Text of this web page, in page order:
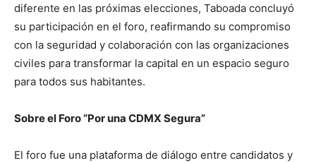
diferente en las próximas elecciones, Taboada concluyó
su participación en el foro, reafirmando su compromiso
con la seguridad y colaboración con las organizaciones
civiles para transformar la capital en un espacio seguro
para todos sus habitantes.
Sobre el Foro “Por una CDMX Segura”
El foro fue una plataforma de diálogo entre candidatos y